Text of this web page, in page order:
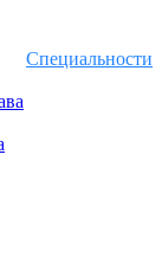
Специальности